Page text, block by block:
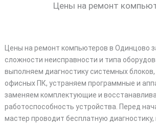
Цены на ремонт
Цены на ремонт компьютеров в Одинцово
сложности неисправности и типа
выполняем диагностику системных
офисных ПК, устраняем программные и
заменяем комплектующие и
работоспособность устройства. Перед
мастер проводит бесплатную диагностику,